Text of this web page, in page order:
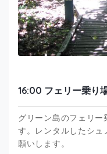
16:00 フェリー乗り
グリーン島のフェリー
す。レンタルしたシュ
願いします。